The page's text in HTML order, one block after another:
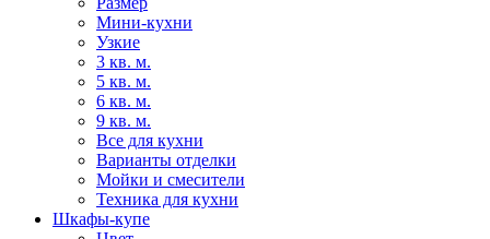
Мини-кухни
Узкие
3 кв. м.
5 кв. м.
6 кв. м.
9 кв. м.
Все для кухни
Варианты отделки
Мойки и смесители
Техника для кухни
Шкафы-купе